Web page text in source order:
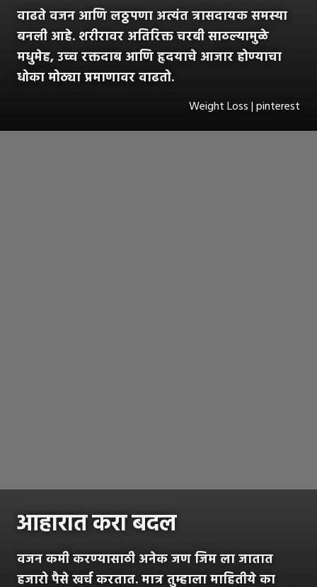
वाढते वजन आणि लठ्ठपणा अत्यंत त्रासदायक समस्या
बनली आहे. शरीरावर अतिरिक्त चरबी साठल्यामुळे
मधुमेह, उच्च रक्तदाब आणि हृदयाचे आजार होण्याचा
धोका मोठ्या प्रमाणावर वाढतो.
Weight Loss | pinterest
आहारात करा बदल
वजन कमी करण्यासाठी अनेक जण जिम ला जातात
हजारो पैसे खर्च करतात. मात्र तुम्हाला माहितीये का